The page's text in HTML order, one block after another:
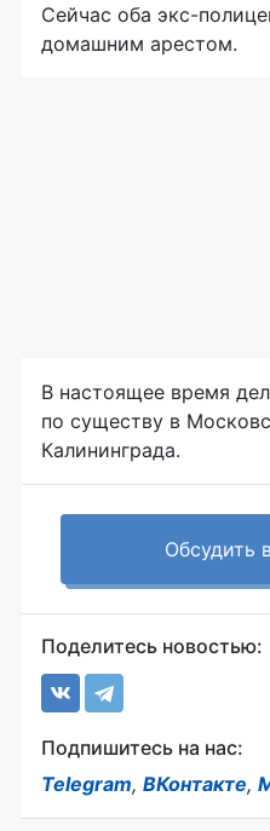
Сейчас оба экс-
домашним арестом.
В настоящее время
по существу в
Калининграда.
Обсудить
Поделитесь новостью:
Подпишитесь на нас:
Telegram, ВКонтакте,